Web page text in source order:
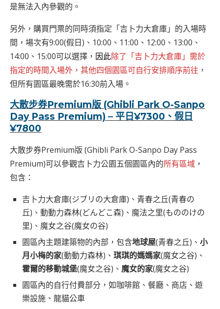
是無法入內參觀的。
另外，購買門票的同時須指定「吉卜力大倉庫」的入場時
間，場次有9:00(假日)、10:00、11:00、12:00、13:00、
14:00、15:00可以選擇， 因此除了「吉卜力大倉庫」需於
指定的時間入場外，其他四個園區可自行安排順序前往 ，
但所有園區最晚需於16:30前入場。
大散步券Premium版 (Ghibli Park O-Sanpo
Day Pass Premium) – 平日¥7300、假日
¥7800
大散步券Premium版 (Ghibli Park O-Sanpo Day Pass
Premium)可以參觀吉卜力公園五個園區內的所有區域 ，
包含：
吉卜力大倉庫(ジブリの大倉庫)、青春之丘(青春の
丘)、動動力森林(どんどこ森)、魔法之里(もののけの
里)、魔女之谷(魔女の谷)
園區內主題建築物的內部，包含地球屋(青春之丘)、 小
月小梅的家(動動力森林)、 琪琪的媽媽家(魔女之谷)、
霍爾的移動城堡(魔女之谷)、 魔女的家(魔女之谷)
園區內的自行付費部分，如咖啡館、餐廳、商店、遊
樂設施、龍貓公車